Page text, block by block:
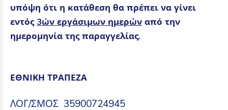
υπόψη ότι η κατάθεση θα πρέπει να γίνει
εντός 3ών εργάσιμων ημερών από την
ημερομηνία της παραγγελίας.
ΕΘΝΙΚΗ ΤΡΑΠΕΖΑ
ΛΟΓ/ΣΜΟΣ 35900724945